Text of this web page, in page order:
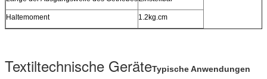
Haltemoment 1.2kg.cm
Textiltechnische GeräteTypische Anwendungen